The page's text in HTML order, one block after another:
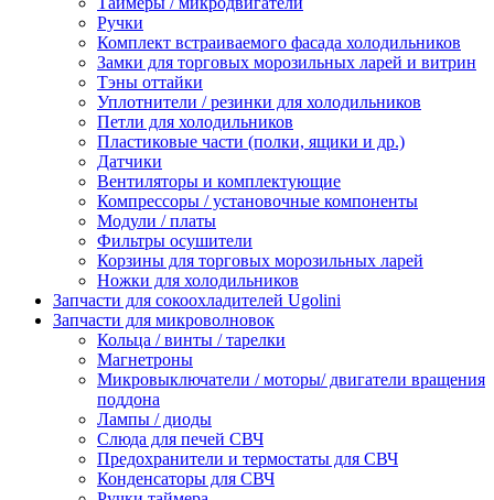
Ручки
Комплект встраиваемого фасада холодильников
Замки для торговых морозильных ларей и витрин
Тэны оттайки
Уплотнители / резинки для холодильников
Петли для холодильников
Пластиковые части (полки, ящики и др.)
Датчики
Вентиляторы и комплектующие
Компрессоры / установочные компоненты
Модули / платы
Фильтры осушители
Корзины для торговых морозильных ларей
Ножки для холодильников
Запчасти для сокоохладителей Ugolini
Запчасти для микроволновок
Кольца / винты / тарелки
Магнетроны
Микровыключатели / моторы/ двигатели вращения
поддона
Лампы / диоды
Слюда для печей СВЧ
Предохранители и термостаты для СВЧ
Конденсаторы для СВЧ